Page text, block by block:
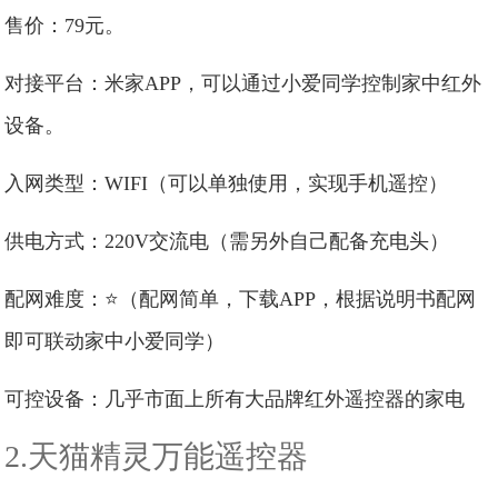
售价：79元。
对接平台：米家APP，可以通过小爱同学控制家中红外
设备。
入网类型：WIFI（可以单独使用，实现手机遥控）
供电方式：220V交流电（需另外自己配备充电头）
配网难度：⭐（配网简单，下载APP，根据说明书配网
即可联动家中小爱同学）
可控设备：几乎市面上所有大品牌红外遥控器的家电
2.天猫精灵万能遥控器